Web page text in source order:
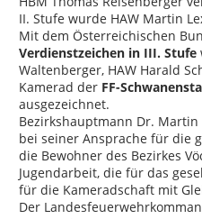
II. Stufe wurde HAW Martin
Mit dem Österreichischen
Verdienstzeichen in III. Stufe
Waltenberger, HAW Harald
Kamerad der FF-
ausgezeichnet.
Bezirkshauptmann Dr.
bei seiner Ansprache für die
die Bewohner des Bezirkes
Jugendarbeit, die für das
für die Kameradschaft mit
Der